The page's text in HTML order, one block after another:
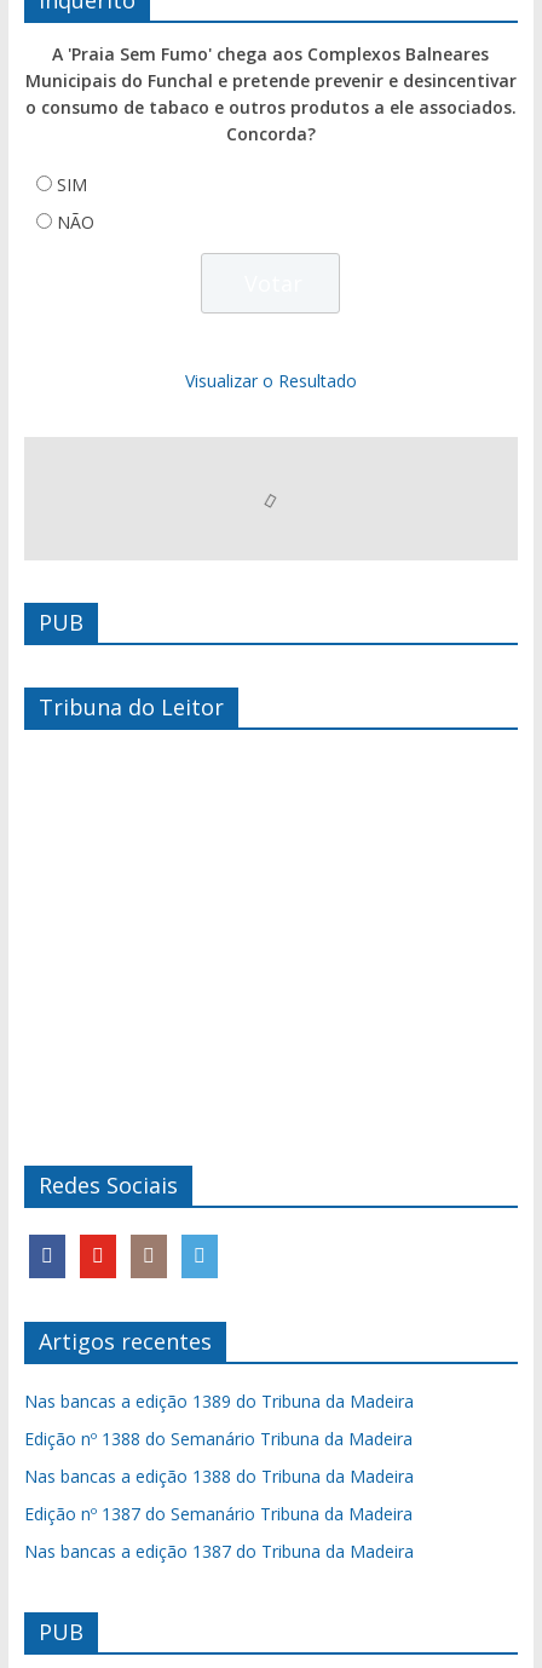
A 'Praia Sem Fumo' chega aos Complexos Balneares
Municipais do Funchal e pretende prevenir e desincentivar
o consumo de tabaco e outros produtos a ele associados.
Concorda?
SIM
NÃO
Visualizar o Resultado
PUB
Tribuna do Leitor
Redes Sociais
Artigos recentes
Nas bancas a edição 1389 do Tribuna da Madeira
Edição nº 1388 do Semanário Tribuna da Madeira
Nas bancas a edição 1388 do Tribuna da Madeira
Edição nº 1387 do Semanário Tribuna da Madeira
Nas bancas a edição 1387 do Tribuna da Madeira
PUB